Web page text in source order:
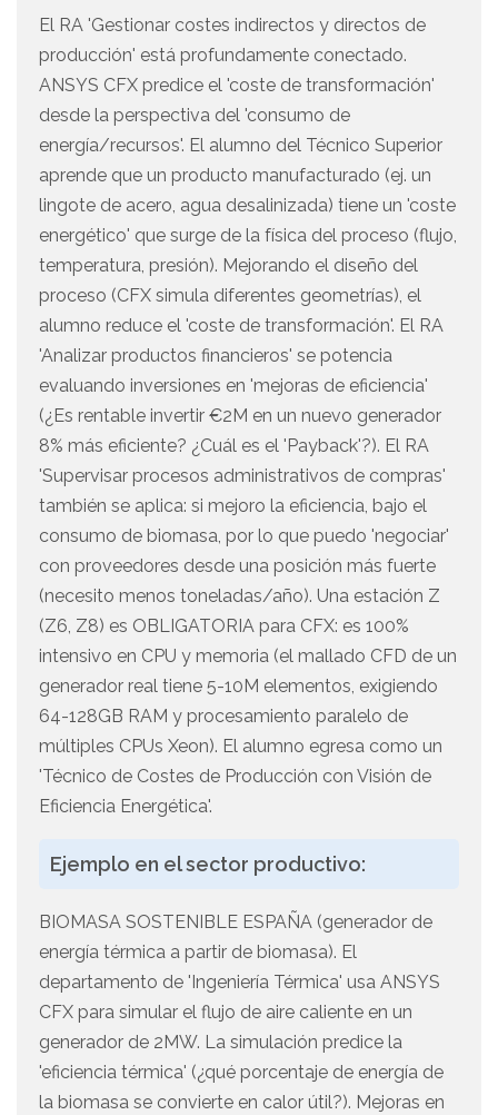
El RA 'Gestionar costes indirectos y directos de
producción' está profundamente conectado.
ANSYS CFX predice el 'coste de transformación'
desde la perspectiva del 'consumo de
energía/recursos'. El alumno del Técnico Superior
aprende que un producto manufacturado (ej. un
lingote de acero, agua desalinizada) tiene un 'coste
energético' que surge de la física del proceso (flujo,
temperatura, presión). Mejorando el diseño del
proceso (CFX simula diferentes geometrías), el
alumno reduce el 'coste de transformación'. El RA
'Analizar productos financieros' se potencia
evaluando inversiones en 'mejoras de eficiencia'
(¿Es rentable invertir €2M en un nuevo generador
8% más eficiente? ¿Cuál es el 'Payback'?). El RA
'Supervisar procesos administrativos de compras'
también se aplica: si mejoro la eficiencia, bajo el
consumo de biomasa, por lo que puedo 'negociar'
con proveedores desde una posición más fuerte
(necesito menos toneladas/año). Una estación Z
(Z6, Z8) es OBLIGATORIA para CFX: es 100%
intensivo en CPU y memoria (el mallado CFD de un
generador real tiene 5-10M elementos, exigiendo
64-128GB RAM y procesamiento paralelo de
múltiples CPUs Xeon). El alumno egresa como un
'Técnico de Costes de Producción con Visión de
Eficiencia Energética'.
Ejemplo en el sector productivo:
BIOMASA SOSTENIBLE ESPAÑA (generador de
energía térmica a partir de biomasa). El
departamento de 'Ingeniería Térmica' usa ANSYS
CFX para simular el flujo de aire caliente en un
generador de 2MW. La simulación predice la
'eficiencia térmica' (¿qué porcentaje de energía de
la biomasa se convierte en calor útil?). Mejoras en